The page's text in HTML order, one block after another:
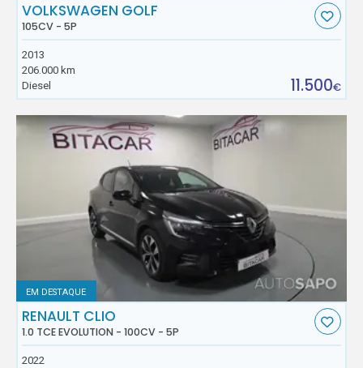
VOLKSWAGEN GOLF
105CV - 5P
2013
206.000 km
Diesel
11.500€
EM DESTAQUE
RENAULT CLIO
1.0 TCE EVOLUTION - 100CV - 5P
2022